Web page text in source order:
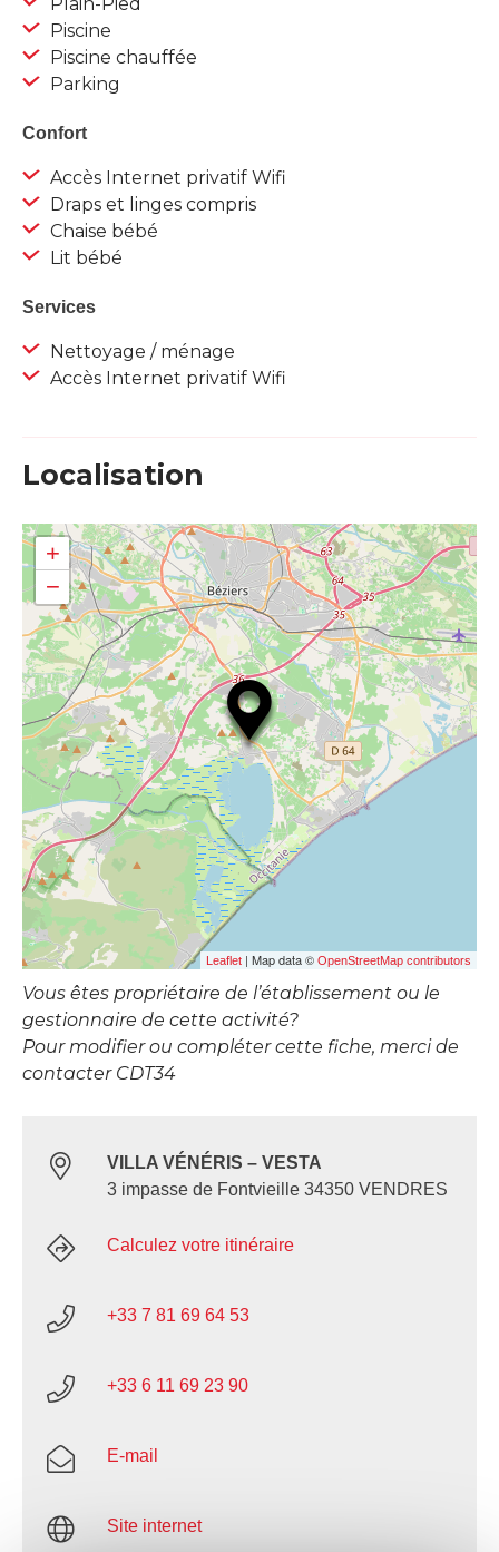
Plain-Pied
Piscine
Piscine chauffée
Parking
Confort
Accès Internet privatif Wifi
Draps et linges compris
Chaise bébé
Lit bébé
Services
Nettoyage / ménage
Accès Internet privatif Wifi
Localisation
+
−
Leaflet | Map data © OpenStreetMap contributors
Vous êtes propriétaire de l’établissement ou le
gestionnaire de cette activité?
Pour modifier ou compléter cette fiche, merci de
contacter CDT34
VILLA VÉNÉRIS – VESTA
3 impasse de Fontvieille 34350 VENDRES
Calculez votre itinéraire
+33 7 81 69 64 53
+33 6 11 69 23 90
E-mail
Site internet